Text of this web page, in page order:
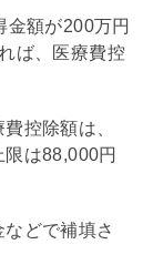
金額が200万円
ば、医療費控
控除額は、
は88,000円
どで補填さ